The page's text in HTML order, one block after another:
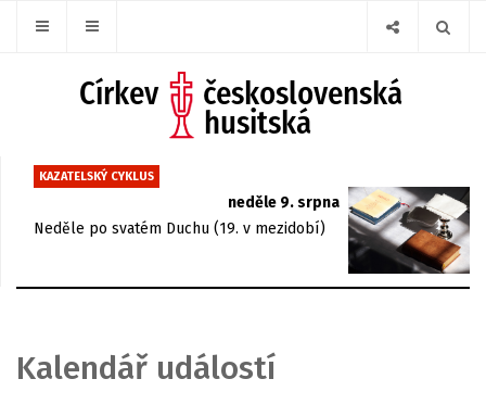
KAZATELSKÝ CYKLUS
neděle 9. srpna
Neděle po svatém Duchu (19. v mezidobí)
Kalendář událostí